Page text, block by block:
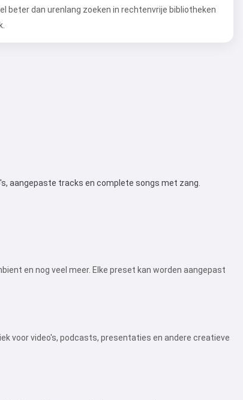
beter dan urenlang zoeken in rechtenvrije bibliotheken
aangepaste tracks en complete songs met zang.
en nog veel meer. Elke preset kan worden aangepast
voor video's, podcasts, presentaties en andere creatieve